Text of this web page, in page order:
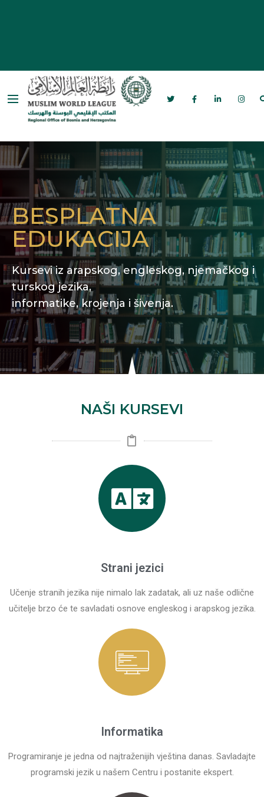
Bosni i Hercegovini
BESPLATNA
EDUKACIJA
Kursevi iz arapskog, engleskog, njemačkog i
turskog jezika,
informatike, krojenja i šivenja.
NAŠI KURSEVI
Strani jezici
Učenje stranih jezika nije nimalo lak zadatak, ali uz naše odlične
učitelje brzo će te savladati osnove engleskog i arapskog jezika.
Informatika
Programiranje je jedna od najtraženijih vještina danas. Savladajte
programski jezik u našem Centru i postanite ekspert.